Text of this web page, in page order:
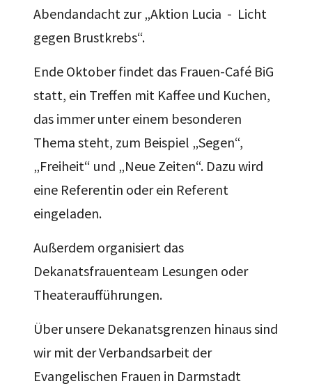
Abendandacht zur „Aktion Lucia - Licht
gegen Brustkrebs“.
Ende Oktober findet das Frauen-Café BiG
statt, ein Treffen mit Kaffee und Kuchen,
das immer unter einem besonderen
Thema steht, zum Beispiel „Segen“,
„Freiheit“ und „Neue Zeiten“. Dazu wird
eine Referentin oder ein Referent
eingeladen.
Außerdem organisiert das
Dekanatsfrauenteam Lesungen oder
Theateraufführungen.
Über unsere Dekanatsgrenzen hinaus sind
wir mit der Verbandsarbeit der
Evangelischen Frauen in Darmstadt